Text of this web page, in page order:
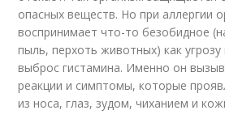
опасных веществ. Но при аллергии
воспринимает что-то безобидное
пыль, перхоть животных) как угрозу
выброс гистамина. Именно он
реакции и симптомы, которые
из носа, глаз, зудом, чиханием и